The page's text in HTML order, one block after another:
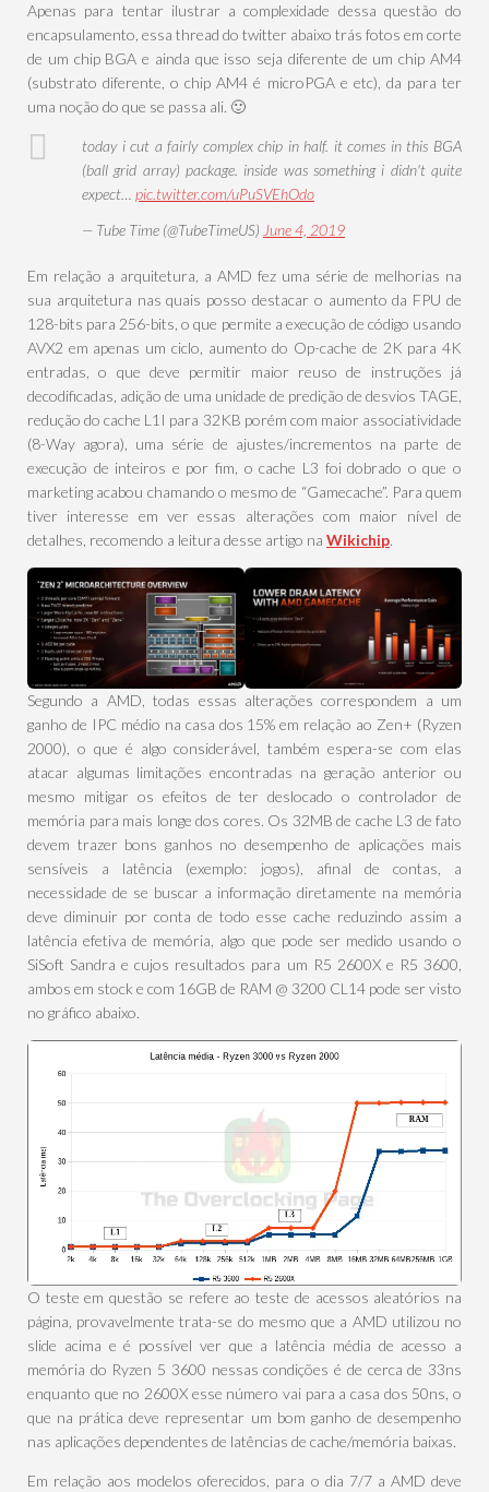
Apenas para tentar ilustrar a complexidade dessa questão do
encapsulamento, essa thread do twitter abaixo trás fotos em corte
de um chip BGA e ainda que isso seja diferente de um chip AM4
(substrato diferente, o chip AM4 é microPGA e etc), da para ter
uma noção do que se passa ali. 🙂
today i cut a fairly complex chip in half. it comes in this BGA
(ball grid array) package. inside was something i didn't quite
expect… pic.twitter.com/uPuSVEhOdo
— Tube Time (@TubeTimeUS) June 4, 2019
Em relação a arquitetura, a AMD fez uma série de melhorias na
sua arquitetura nas quais posso destacar o aumento da FPU de
128-bits para 256-bits, o que permite a execução de código usando
AVX2 em apenas um ciclo, aumento do Op-cache de 2K para 4K
entradas, o que deve permitir maior reuso de instruções já
decodificadas, adição de uma unidade de predição de desvios TAGE,
redução do cache L1I para 32KB porém com maior associatividade
(8-Way agora), uma série de ajustes/incrementos na parte de
execução de inteiros e por fim, o cache L3 foi dobrado o que o
marketing acabou chamando o mesmo de “Gamecache”. Para quem
tiver interesse em ver essas alterações com maior nível de
detalhes, recomendo a leitura desse artigo na Wikichip.
Segundo a AMD, todas essas alterações correspondem a um
ganho de IPC médio na casa dos 15% em relação ao Zen+ (Ryzen
2000), o que é algo considerável, também espera-se com elas
atacar algumas limitações encontradas na geração anterior ou
mesmo mitigar os efeitos de ter deslocado o controlador de
memória para mais longe dos cores. Os 32MB de cache L3 de fato
devem trazer bons ganhos no desempenho de aplicações mais
sensíveis a latência (exemplo: jogos), afinal de contas, a
necessidade de se buscar a informação diretamente na memória
deve diminuir por conta de todo esse cache reduzindo assim a
latência efetiva de memória, algo que pode ser medido usando o
SiSoft Sandra e cujos resultados para um R5 2600X e R5 3600,
ambos em stock e com 16GB de RAM @ 3200 CL14 pode ser visto
no gráfico abaixo.
O teste em questão se refere ao teste de acessos aleatórios na
página, provavelmente trata-se do mesmo que a AMD utilizou no
slide acima e é possível ver que a latência média de acesso a
memória do Ryzen 5 3600 nessas condições é de cerca de 33ns
enquanto que no 2600X esse número vai para a casa dos 50ns, o
que na prática deve representar um bom ganho de desempenho
nas aplicações dependentes de latências de cache/memória baixas.
Em relação aos modelos oferecidos, para o dia 7/7 a AMD deve